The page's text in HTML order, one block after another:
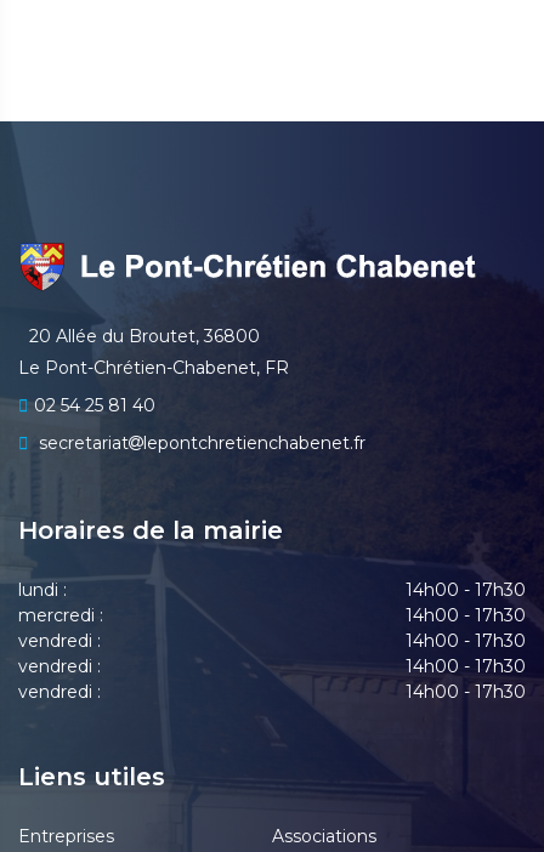
20 Allée du Broutet, 36800
Le Pont-Chrétien-Chabenet, FR
02 54 25 81 40
secretariat
lepontchretienchabenet.fr
Horaires de la mairie
lundi :
14h00 - 17h30
mercredi :
14h00 - 17h30
vendredi :
14h00 - 17h30
vendredi :
14h00 - 17h30
vendredi :
14h00 - 17h30
Liens utiles
Entreprises Associations